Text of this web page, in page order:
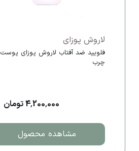
لاروش پوزای
فلویید ضد آفتاب لاروش پوزای پوست
چرب
4,200,000 تومان
مشاهده محصول